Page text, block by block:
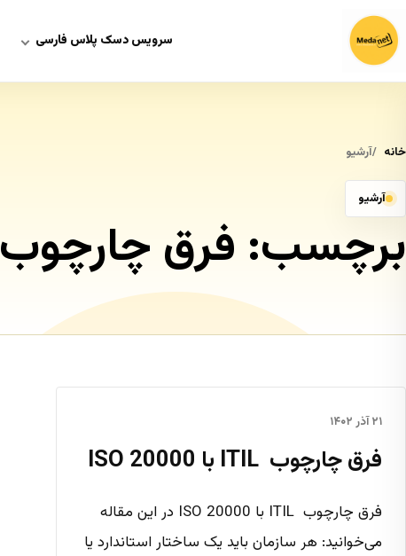
سرویس دسک پلاس فارسی
خانه آرشیو
آرشیو
برچسب: فرق چارچوب ITIL با ISO 20000
۲۱ آذر ۱۴۰۲
فرق چارچوب ITIL با ISO 20000
فرق چارچوب ITIL با ISO 20000 در این مقاله
می‌خوانید: هر سازمان باید یک ساختار استاندارد یا